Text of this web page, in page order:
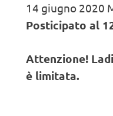
14 giugno 2020
Posticipato al
Attenzione! La
è limitata.